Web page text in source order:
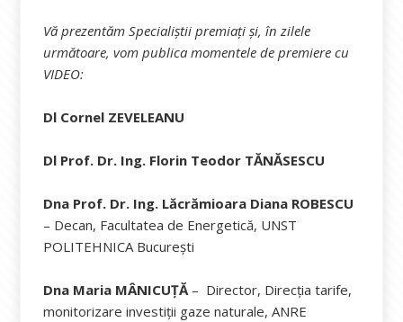
Vă prezentăm Specialiștii premiați și, în zilele
următoare, vom publica momentele de premiere cu
VIDEO:
Dl Cornel ZEVELEANU
Dl Prof. Dr. Ing. Florin Teodor TĂNĂSESCU
Dna Prof. Dr. Ing. Lăcrămioara Diana ROBESCU
– Decan, Facultatea de Energetică, UNST
POLITEHNICA București
Dna Maria MÂNICUȚĂ– Director, Direcția tarife,
monitorizare investiții gaze naturale, ANRE